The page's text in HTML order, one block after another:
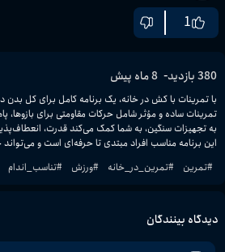
1
380بازدید- 8 ماه پیش
با تمرینات با کش در خانه، یک برنامه کامل برای کل بدن
تمرینات ساده و مؤثر شامل حرکات مقاومتی برای بازوها،
به
این برنامه مناسب افراد مبتدی تا حرفه‌ای است و می‌تواند جایگزین تمرینات باشگاهی باشد.
#تمرین #تمرین_در_خانه #ورزش #تناسب_اندام
دیدگاه بینندگان